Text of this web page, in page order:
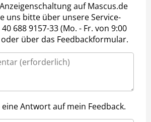
auf Mascus.de
uns bitte über unsere Service-
688 9157-33 (Mo. - Fr. von 9:00
über das Feedbackformular.
Antwort auf mein Feedback.